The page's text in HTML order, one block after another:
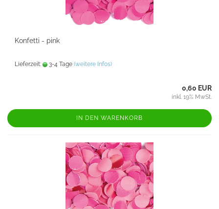
Konfetti - pink
Lieferzeit: 3-4 Tage (weitere Infos)
0,60 EUR
inkl. 19% MwSt.
IN DEN WARENKORB